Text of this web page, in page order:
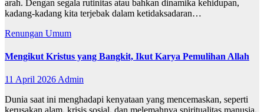
arah. Dengan segala rutinitas atau bahkan dinamika kehidupan,
kadang-kadang kita terjebak dalam ketidaksadaran…
Renungan Umum
Mengikut Kristus yang Bangkit, Ikut Karya Pemulihan Allah
11 April 2026Admin
Dunia saat ini menghadapi kenyataan yang mencemaskan, seperti